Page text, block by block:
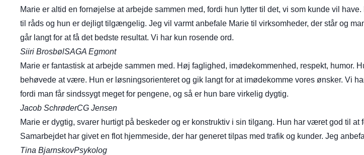
Marie er altid en fornøjelse at arbejde sammen med, fordi hun lytter til det, vi som kunde vil
til råds og hun er dejligt tilgængelig. Jeg vil varmt anbefale Marie til virksomheder, der står og
går langt for at få det bedste resultat. Vi har kun rosende ord.
Siiri BrosbølSAGA Egmont
Marie er fantastisk at arbejde sammen med. Høj faglighed, imødekommenhed, respekt,
behøvede at være. Hun er løsningsorienteret og gik langt for at imødekomme vores ønsker. Vi
fordi man får sindssygt meget for pengene, og så er hun bare virkelig dygtig.
Jacob SchrøderCG Jensen
Marie er dygtig, svarer hurtigt på beskeder og er konstruktiv i sin tilgang. Hun har været god til
Samarbejdet har givet en flot hjemmeside, der har generet tilpas med trafik og kunder. Jeg
Tina BjarnskovPsykolog